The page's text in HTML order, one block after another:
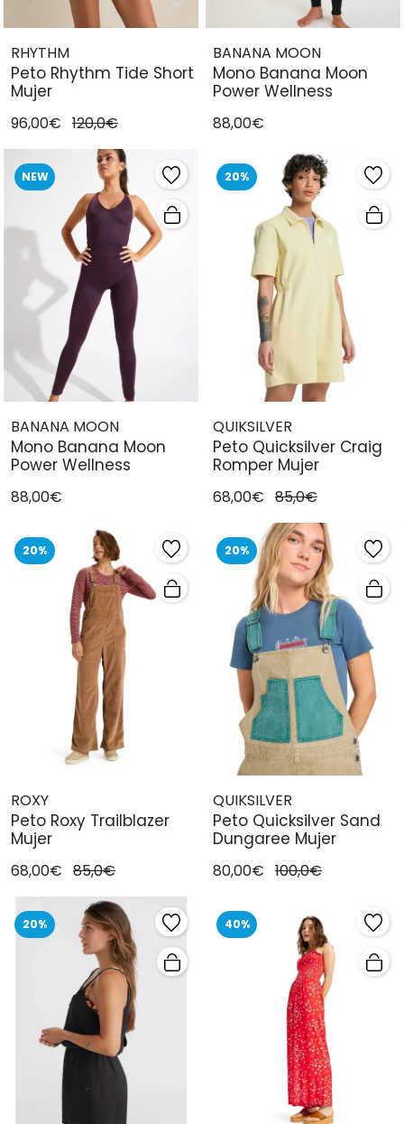
RHYTHM
Peto Rhythm Tide Short
Mujer
96,00€ 120,0€
BANANA MOON
Mono Banana Moon
Power Wellness
88,00€
NEW
BANANA MOON
Mono Banana Moon
Power Wellness
88,00€
20%
QUIKSILVER
Peto Quicksilver Craig
Romper Mujer
68,00€ 85,0€
20%
ROXY
Peto Roxy Trailblazer
Mujer
68,00€ 85,0€
20%
QUIKSILVER
Peto Quicksilver Sand
Dungaree Mujer
80,00€ 100,0€
20% 40%